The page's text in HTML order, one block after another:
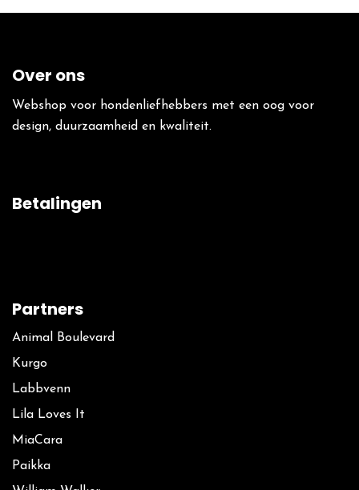
Over ons
Webshop voor hondenliefhebbers met een oog voor
design, duurzaamheid en kwaliteit.
Betalingen
Partners
Animal Boulevard
Kurgo
La​bbvenn
Lila Loves It
MiaCara
Paikka